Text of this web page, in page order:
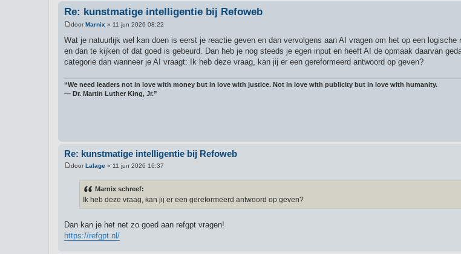
Re: kunstmatige intelligentie bij Refoweb
e
r
i
c
h
doorMarnix » 11 jun 2026 08:22
Wat je natuurlijk wel kan doen is eerst je reactie geven en dan vervolgens aan AI vragen om het op een
en dan te kijken of dat goed is gebeurd. Dan heb je nog steeds je egen input en heeft AI de opmaak daarvan
categorie dan wanneer je AI vraagt: Ik heb deze vraag, kan jij er een gereformeerd antwoord op geven?
“We need leaders not in love with money but in love with justice. Not in love with publicity but in love with humanity.
― Dr. Martin Luther King, Jr.”
Re: kunstmatige intelligentie bij Refoweb
doorLalage » 11 jun 2026 16:37
Marnix schreef:
Ik heb deze vraag, kan jij er een gereformeerd antwoord op geven?
Dan kan je het net zo goed aan refgpt vragen!
https://refgpt.nl/